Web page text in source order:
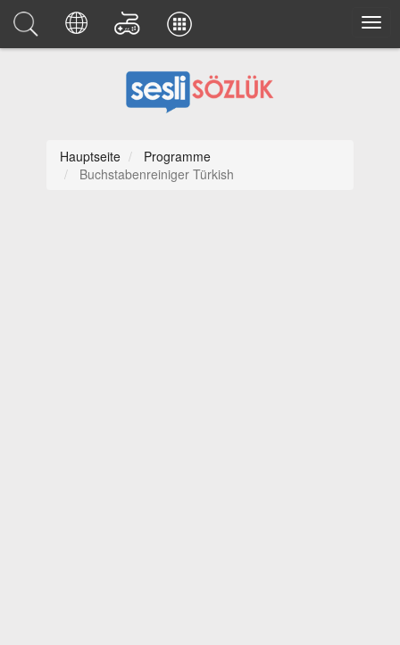
Hauptseite
Programme
Buchstabenreiniger Türkish